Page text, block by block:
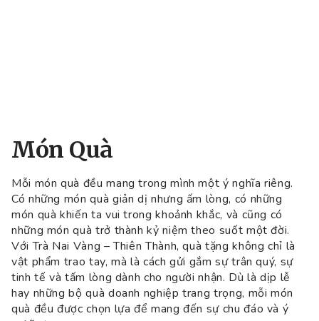
Món Quà
Mỗi món quà đều mang trong mình một ý nghĩa riêng.
Có những món quà giản dị nhưng ấm lòng, có những
món quà khiến ta vui trong khoảnh khắc, và cũng có
những món quà trở thành kỷ niệm theo suốt một đời.
Với Trà Nai Vàng – Thiên Thành, quà tặng không chỉ là
vật phẩm trao tay, mà là cách gửi gắm sự trân quý, sự
tinh tế và tấm lòng dành cho người nhận. Dù là dịp lễ
hay những bộ quà doanh nghiệp trang trọng, mỗi món
quà đều được chọn lựa để mang đến sự chu đáo và ý